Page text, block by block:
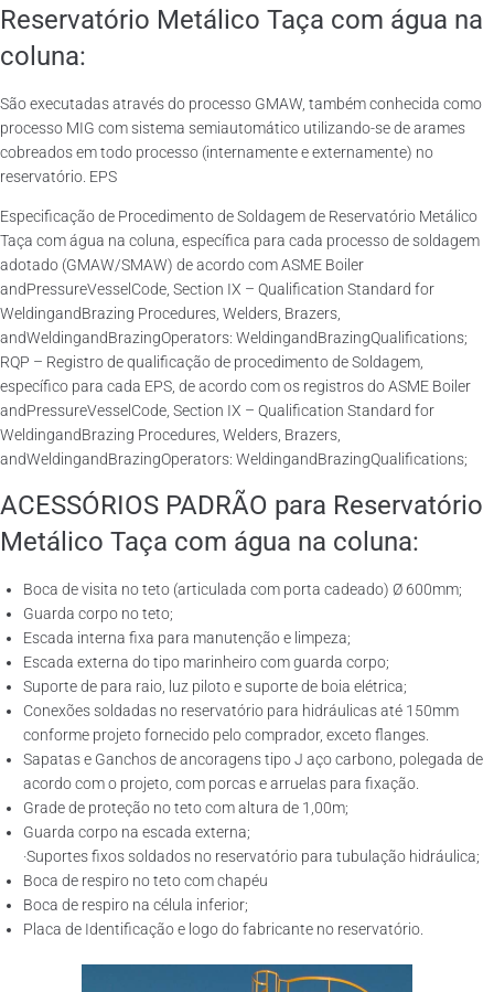
Reservatório Metálico Taça com água na
coluna:
São executadas através do processo GMAW, também conhecida como
processo MIG com sistema semiautomático utilizando-se de arames
cobreados em todo processo (internamente e externamente) no
reservatório. EPS
Especificação de Procedimento de Soldagem de Reservatório Metálico
Taça com água na coluna, específica para cada processo de soldagem
adotado (GMAW/SMAW) de acordo com ASME Boiler
andPressureVesselCode, Section IX – Qualification Standard for
WeldingandBrazing Procedures, Welders, Brazers,
andWeldingandBrazingOperators: WeldingandBrazingQualifications;
RQP – Registro de qualificação de procedimento de Soldagem,
específico para cada EPS, de acordo com os registros do ASME Boiler
andPressureVesselCode, Section IX – Qualification Standard for
WeldingandBrazing Procedures, Welders, Brazers,
andWeldingandBrazingOperators: WeldingandBrazingQualifications;
ACESSÓRIOS PADRÃO para Reservatório
Metálico Taça com água na coluna:
Boca de visita no teto (articulada com porta cadeado) Ø 600mm;
Guarda corpo no teto;
Escada interna fixa para manutenção e limpeza;
Escada externa do tipo marinheiro com guarda corpo;
Suporte de para raio, luz piloto e suporte de boia elétrica;
Conexões soldadas no reservatório para hidráulicas até 150mm
conforme projeto fornecido pelo comprador, exceto flanges.
Sapatas e Ganchos de ancoragens tipo J aço carbono, polegada de
acordo com o projeto, com porcas e arruelas para fixação.
Grade de proteção no teto com altura de 1,00m;
Guarda corpo na escada externa;
·Suportes fixos soldados no reservatório para tubulação hidráulica;
Boca de respiro no teto com chapéu
Boca de respiro na célula inferior;
Placa de Identificação e logo do fabricante no reservatório.